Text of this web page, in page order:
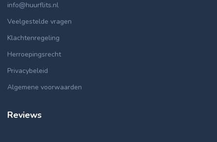
info@huurflits.nl
Veelgestelde vragen
Klachtenregeling
Herroepingsrecht
Privacybeleid
Algemene voorwaarden
Reviews